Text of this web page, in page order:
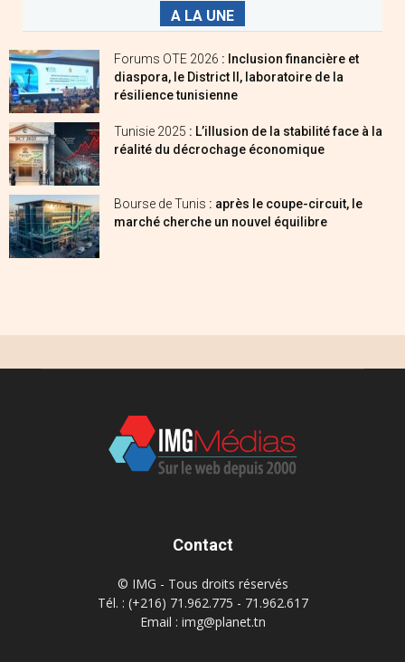
A LA UNE
Forums OTE 2026 : Inclusion financière et
diaspora, le District II, laboratoire de la
résilience tunisienne
Tunisie 2025 : L’illusion de la stabilité face à la
réalité du décrochage économique
Bourse de Tunis : après le coupe-circuit, le
marché cherche un nouvel équilibre
Contact
© IMG - Tous droits réservés
Tél. : (+216) 71.962.775 - 71.962.617
Email : img@planet.tn